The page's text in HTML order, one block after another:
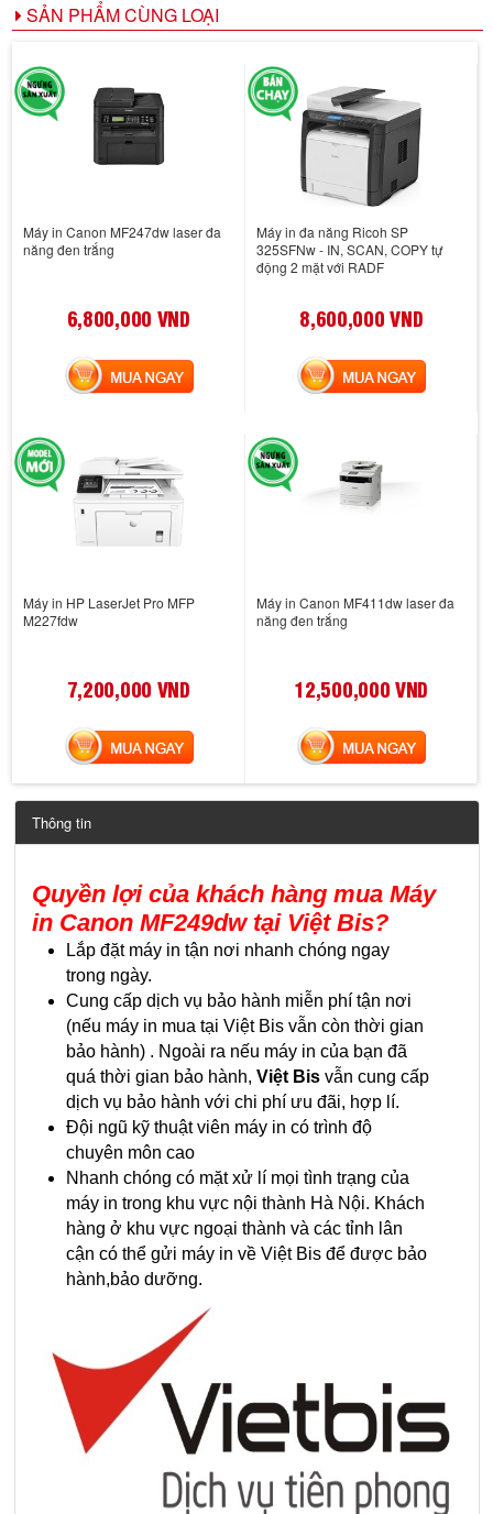
SẢN PHẨM CÙNG LOẠI
Máy in Canon MF247dw laser đa
năng đen trắng
6,800,000 VND
MUA NGAY
Máy in đa năng Ricoh SP
325SFNw - IN, SCAN, COPY tự
động 2 mặt với RADF
8,600,000 VND
MUA NGAY
Máy in HP LaserJet Pro MFP
M227fdw
7,200,000 VND
MUA NGAY
Máy in Canon MF411dw laser đa
năng đen trắng
12,500,000 VND
MUA NGAY
Thông tin
Quyền lợi của khách hàng mua Máy
in Canon MF249dwtại Việt Bis?
Lắp đặt máy in tận nơi nhanh chóng ngay
trong ngày.
Cung cấp dịch vụ bảo hành miễn phí tận nơi
(nếu máy in mua tại Việt Bis vẫn còn thời gian
bảo hành) . Ngoài ra nếu máy in của bạn đã
quá thời gian bảo hành, Việt Bis vẫn cung cấp
dịch vụ bảo hành với chi phí ưu đãi, hợp lí.
Đội ngũ kỹ thuật viên máy in có trình độ
chuyên môn cao
Nhanh chóng có mặt xử lí mọi tình trạng của
máy in trong khu vực nội thành Hà Nội. Khách
hàng ở khu vực ngoại thành và các tỉnh lân
cận có thể gửi máy in về Việt Bis để được bảo
hành,bảo dưỡng.